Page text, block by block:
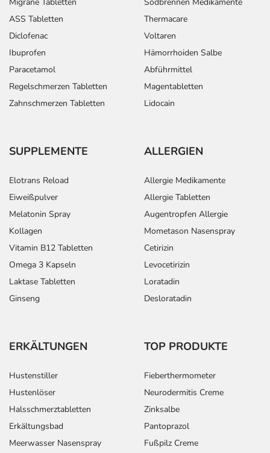
ASS Tabletten
Diclofenac
Ibuprofen
Paracetamol
Regelschmerzen Tabletten
Zahnschmerzen Tabletten
Thermacare
Voltaren
Hämorrhoiden Salbe
Abführmittel
Magentabletten
Lidocain
SUPPLEMENTE
Elotrans Reload
Eiweißpulver
Melatonin Spray
Kollagen
Vitamin B12 Tabletten
Omega 3 Kapseln
Laktase Tabletten
Ginseng
ALLERGIEN
Allergie Medikamente
Allergie Tabletten
Augentropfen Allergie
Mometason Nasenspray
Cetirizin
Levocetirizin
Loratadin
Desloratadin
ERKÄLTUNGEN
Hustenstiller
Hustenlöser
Halsschmerztabletten
Erkältungsbad
Meerwasser Nasenspray
TOP PRODUKTE
Fieberthermometer
Neurodermitis Creme
Zinksalbe
Pantoprazol
Fußpilz Creme